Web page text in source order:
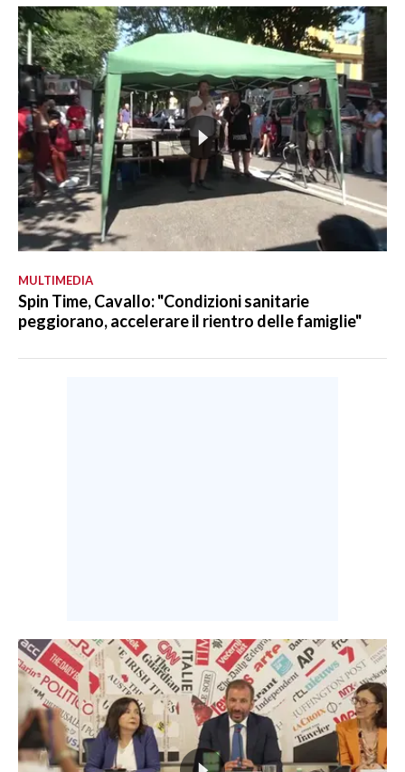
MULTIMEDIA
Spin Time, Cavallo: "Condizioni sanitarie
peggiorano, accelerare il rientro delle famiglie"